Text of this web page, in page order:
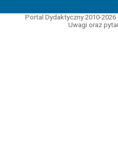
Portal Dydaktyczny 2010-
Uwagi oraz